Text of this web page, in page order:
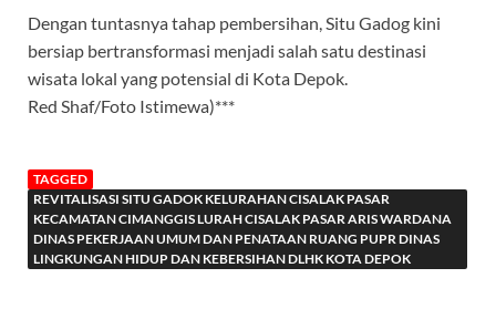
Dengan tuntasnya tahap pembersihan, Situ Gadog kini
bersiap bertransformasi menjadi salah satu destinasi
wisata lokal yang potensial di Kota Depok.
Red Shaf/Foto Istimewa)***
TAGGED
REVITALISASI SITU GADOK KELURAHAN CISALAK PASAR
KECAMATAN CIMANGGIS LURAH CISALAK PASAR ARIS WARDANA
DINAS PEKERJAAN UMUM DAN PENATAAN RUANG PUPR DINAS
LINGKUNGAN HIDUP DAN KEBERSIHAN DLHK KOTA DEPOK